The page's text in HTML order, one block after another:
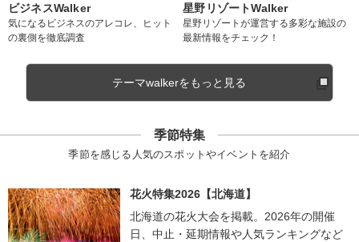
ビジネスWalker
気になるビジネスのアレコレ、ヒット
の裏側を徹底調査
星野リゾートWalker
星野リゾートが運営する多彩な施設の
最新情報をチェック！
テーマwalkerをもっと見る
季節特集
季節を感じる人気のスポットやイベントを紹介
花火特集2026【北海道】
北海道の花火大会を掲載。2026年の開催
日、中止・延期情報や人気ランキングなど